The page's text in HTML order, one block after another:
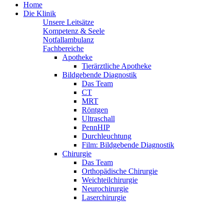
Home
Die Klinik
Unsere Leitsätze
Kompetenz & Seele
Notfallambulanz
Fachbereiche
Apotheke
Tierärztliche Apotheke
Bildgebende Diagnostik
Das Team
CT
MRT
Röntgen
Ultraschall
PennHIP
Durchleuchtung
Film: Bildgebende Diagnostik
Chirurgie
Das Team
Orthopädische Chirurgie
Weichteilchirurgie
Neurochirurgie
Laserchirurgie